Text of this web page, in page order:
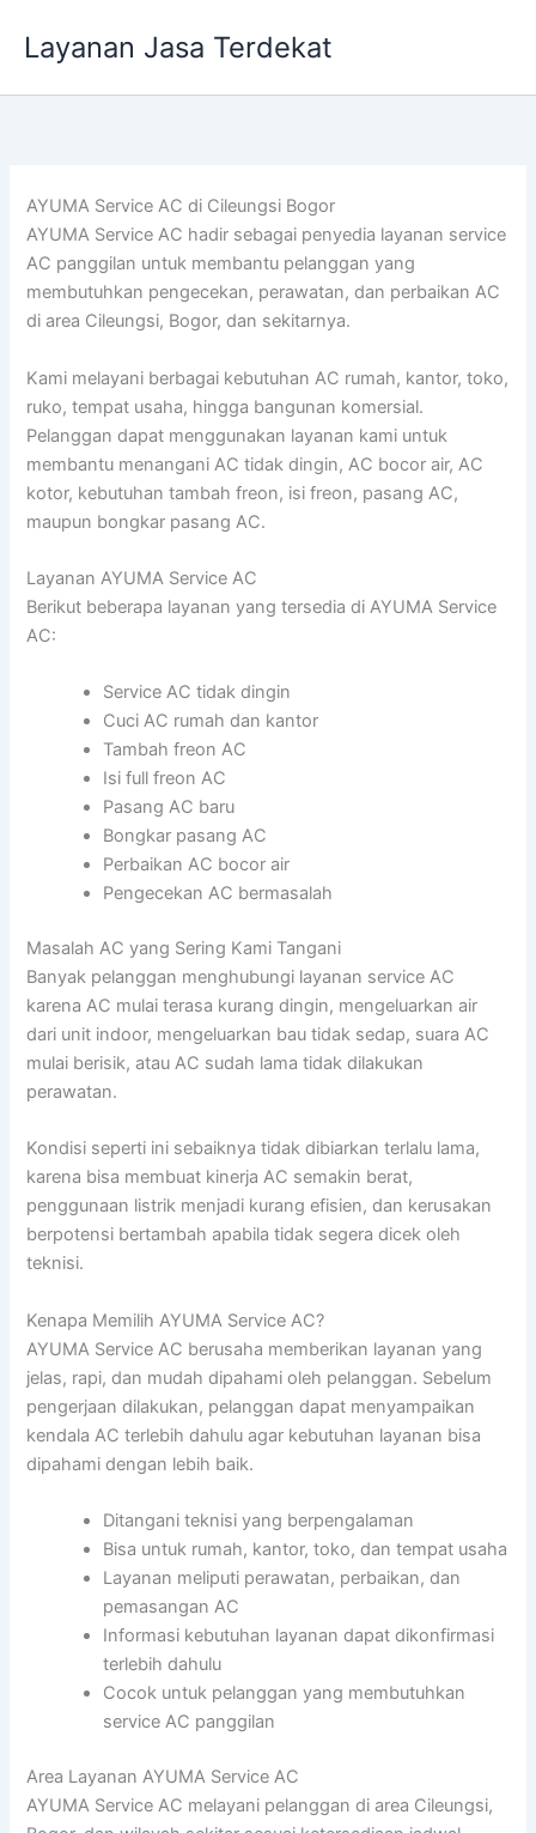
Layanan Jasa Terdekat
AYUMA Service AC di Cileungsi Bogor
AYUMA Service AC hadir sebagai penyedia layanan service
AC panggilan untuk membantu pelanggan yang
membutuhkan pengecekan, perawatan, dan perbaikan AC
di area Cileungsi, Bogor, dan sekitarnya.
Kami melayani berbagai kebutuhan AC rumah, kantor, toko,
ruko, tempat usaha, hingga bangunan komersial.
Pelanggan dapat menggunakan layanan kami untuk
membantu menangani AC tidak dingin, AC bocor air, AC
kotor, kebutuhan tambah freon, isi freon, pasang AC,
maupun bongkar pasang AC.
Layanan AYUMA Service AC
Berikut beberapa layanan yang tersedia di AYUMA Service
AC:
Service AC tidak dingin
Cuci AC rumah dan kantor
Tambah freon AC
Isi full freon AC
Pasang AC baru
Bongkar pasang AC
Perbaikan AC bocor air
Pengecekan AC bermasalah
Masalah AC yang Sering Kami Tangani
Banyak pelanggan menghubungi layanan service AC
karena AC mulai terasa kurang dingin, mengeluarkan air
dari unit indoor, mengeluarkan bau tidak sedap, suara AC
mulai berisik, atau AC sudah lama tidak dilakukan
perawatan.
Kondisi seperti ini sebaiknya tidak dibiarkan terlalu lama,
karena bisa membuat kinerja AC semakin berat,
penggunaan listrik menjadi kurang efisien, dan kerusakan
berpotensi bertambah apabila tidak segera dicek oleh
teknisi.
Kenapa Memilih AYUMA Service AC?
AYUMA Service AC berusaha memberikan layanan yang
jelas, rapi, dan mudah dipahami oleh pelanggan. Sebelum
pengerjaan dilakukan, pelanggan dapat menyampaikan
kendala AC terlebih dahulu agar kebutuhan layanan bisa
dipahami dengan lebih baik.
Ditangani teknisi yang berpengalaman
Bisa untuk rumah, kantor, toko, dan tempat usaha
Layanan meliputi perawatan, perbaikan, dan
pemasangan AC
Informasi kebutuhan layanan dapat dikonfirmasi
terlebih dahulu
Cocok untuk pelanggan yang membutuhkan
service AC panggilan
Area Layanan AYUMA Service AC
AYUMA Service AC melayani pelanggan di area Cileungsi,